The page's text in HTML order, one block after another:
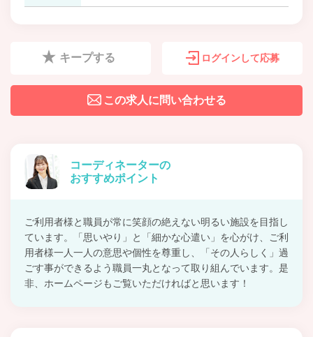
キープする ログインして応募
この求人に問い合わせる
コーディネーターの
おすすめポイント
ご利用者様と職員が常に笑顔の絶えない明るい施設を目指し
ています。「思いやり」と「細かな心遣い」を心がけ、ご利
用者様一人一人の意思や個性を尊重し、「その人らしく」過
ごす事ができるよう職員一丸となって取り組んでいます。是
非、ホームページもご覧いただければと思います！